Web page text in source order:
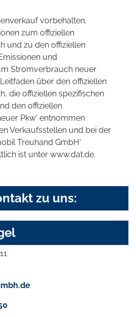
vorbehalten.
zum offiziellen
und zu den offiziellen
und
Stromverbrauch neuer
über den offiziellen
die offiziellen spezifischen
den offiziellen
Pkw' entnommen
Verkaufsstellen und bei der
Treuhand GmbH'
ist unter www.dat.de.
zu uns: